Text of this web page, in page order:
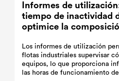
Informes de
tiempo de inactividad
optimice la
Los informes de utilización
flotas industriales supervisar
equipos, lo que proporciona
las horas de funcionamiento